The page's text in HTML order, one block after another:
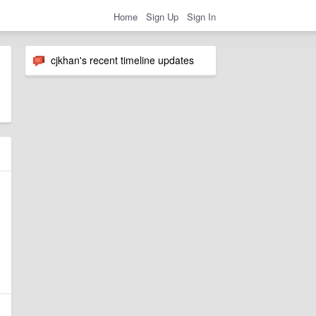
Home Sign Up Sign In
cjkhan's recent timeline updates